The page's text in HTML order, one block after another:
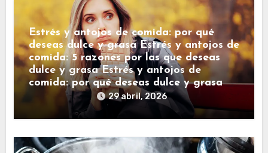
Estrés y antojos de comida: por qué
deseas dulce y grasa Estrés y antojos de
comida: 5 razones por las que deseas
dulce y grasa Estrés y antojos de
comida: por qué deseas dulce y grasa
29 abril, 2026